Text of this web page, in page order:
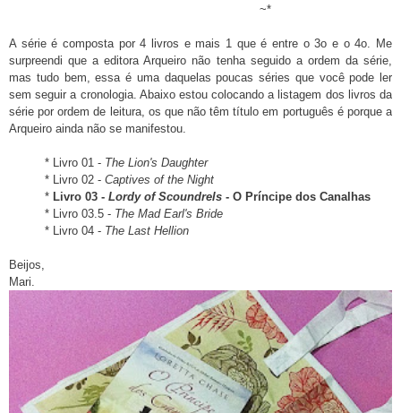
~*
A série é composta por 4 livros e mais 1 que é entre o 3o e o 4o. Me
surpreendi que a editora Arqueiro não tenha seguido a ordem da série,
mas tudo bem, essa é uma daquelas poucas séries que você pode ler
sem seguir a cronologia. Abaixo estou colocando a listagem dos livros da
série por ordem de leitura, os que não têm título em português é porque a
Arqueiro ainda não se manifestou.
* Livro 01 - The Lion's Daughter
* Livro 02 - Captives of the Night
* Livro 03 - Lordy of Scoundrels - O Príncipe dos Canalhas
* Livro 03.5 - The Mad Earl's Bride
* Livro 04 - The Last Hellion
Beijos,
Mari.